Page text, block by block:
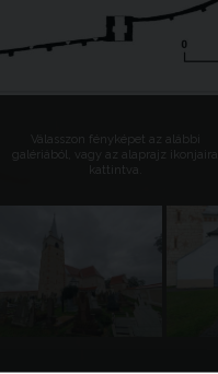
Válasszon fényképet az alábbi
galériából, vagy az alaprajz ikonjaira
kattintva.